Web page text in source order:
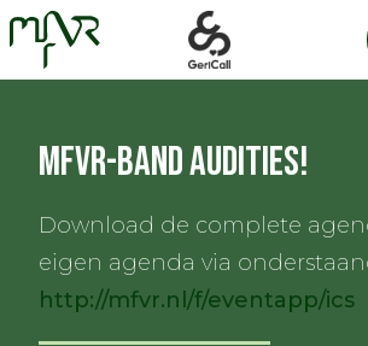
MFVR-band audities!
Download de complete
eigen agenda via
http://mfvr.nl/f/eventapp/ics